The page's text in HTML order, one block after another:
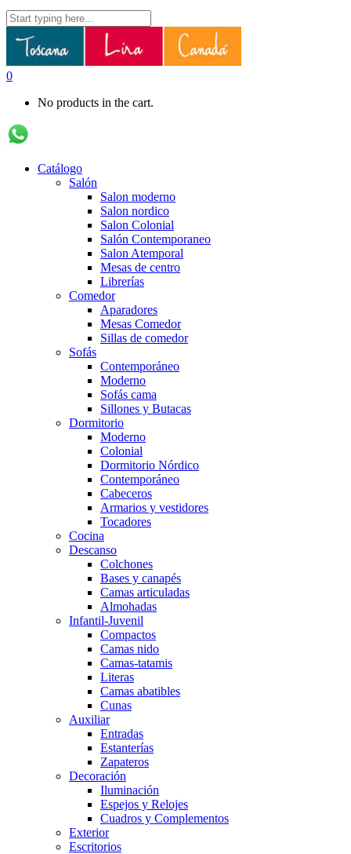
0
No products in the cart.
Catálogo
Salón
Salon moderno
Salon nordico
Salon Colonial
Salón Contemporaneo
Salon Atemporal
Mesas de centro
Librerías
Comedor
Aparadores
Mesas Comedor
Sillas de comedor
Sofás
Contemporáneo
Moderno
Sofás cama
Sillones y Butacas
Dormitorio
Moderno
Colonial
Dormitorio Nórdico
Contemporáneo
Cabeceros
Armarios y vestidores
Tocadores
Cocina
Descanso
Colchones
Bases y canapés
Camas articuladas
Almohadas
Infantil-Juvenil
Compactos
Camas nido
Camas-tatamis
Literas
Camas abatibles
Cunas
Auxiliar
Entradas
Estanterías
Zapateros
Decoración
Iluminación
Espejos y Relojes
Cuadros y Complementos
Exterior
Escritorios